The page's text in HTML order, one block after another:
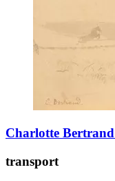
Charlotte
transport